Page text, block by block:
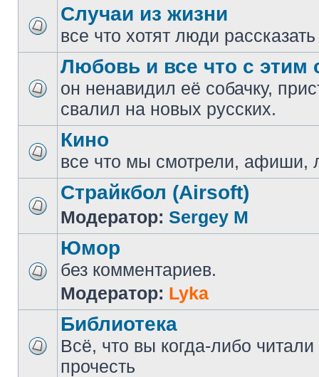
Случаи из жизни
все что хотят люди
Любовь и все что с этим
он ненавидил её собачку,
свалил на новых русских.
Кино
все что мы смотрели, афиши,
Страйкбол (Airsoft)
Модератор: Sergey M
Юмор
без комментариев.
Модератор: Lyka
Библиотека
Всё, что вы когда-либо
прочесть